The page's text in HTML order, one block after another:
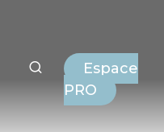
Espace
PRO